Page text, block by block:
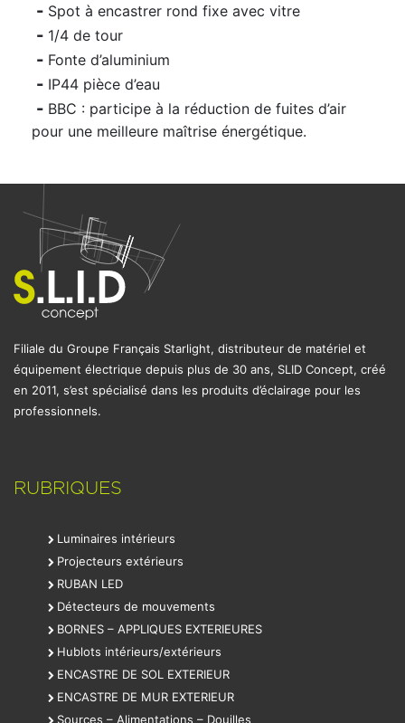
Spot à encastrer rond fixe avec vitre
1/4 de tour
Fonte d’aluminium
IP44 pièce d’eau
BBC : participe à la réduction de fuites d’air
pour une meilleure maîtrise énergétique.
Filiale du Groupe Français Starlight, distributeur de matériel et
équipement électrique depuis plus de 30 ans, SLID Concept, créé
en 2011, s’est spécialisé dans les produits d’éclairage pour les
professionnels.
RUBRIQUES
Luminaires intérieurs
Projecteurs extérieurs
RUBAN LED
Détecteurs de mouvements
BORNES – APPLIQUES EXTERIEURES
Hublots intérieurs/extérieurs
ENCASTRE DE SOL EXTERIEUR
ENCASTRE DE MUR EXTERIEUR
Sources – Alimentations – Douilles